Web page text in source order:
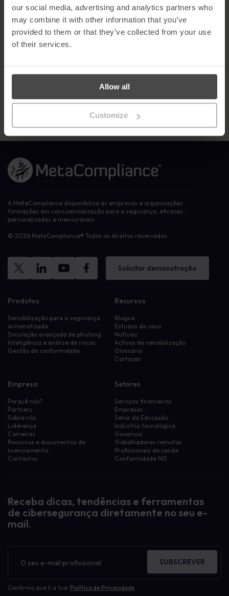
our social media, advertising and analytics partners who
may combine it with other information that you’ve
provided to them or that they’ve collected from your use
of their services.
Allow all
Customize
O reconhecimento segue-se à recente vitória da
MetaCompliance nosGlobal Business Insight Awards
comoFornecedor de Soluções de eLearning de Segurança
Cibernética mais destacado de 2022
sensibilização para a segurança da MetaCompliance,visita
Para ver o que os utilizadores do G2 têm a dizer sobre o
Ligação à página inicial
A MetaCompliance disponibiliza às empresas e organizações
formações em consciencialização para a segurança, eficazes,
personalizadas e mensuráveis.
© 2026 MetaCompliance® Todos os direitos reservados.
Solicitar demonstração
Produtos
Sensibilização para a segurança
automatizada
Simulação avançada de phishing
Inteligência e análise de riscos
Gestão da conformidade
Recursos
Blogue
Estudos de caso
Notícias
Activos de sensibilização
Glossário
Cartazes
Empresa
Porquê nós?
Partners
Sobre nós
Liderança
Carreiras
Recursos e documentos de
licenciamento
Contactos
Setores
Serviços financeiros
Empresas
Setor da Educação
Indústria tecnológica
Governos
Trabalhadores remotos
Profissionais de saúde
Conformidade NIS
Receba dicas, tendências e ferramentas
de cibersegurança diretamente no seu e-
mail.
informativo
Confirmo que li a tua Política de Privacidade
SUBSCREVER